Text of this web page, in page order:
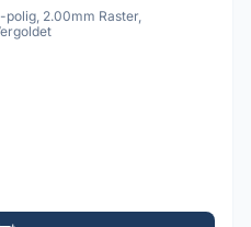
polig, 2.00mm Raster,